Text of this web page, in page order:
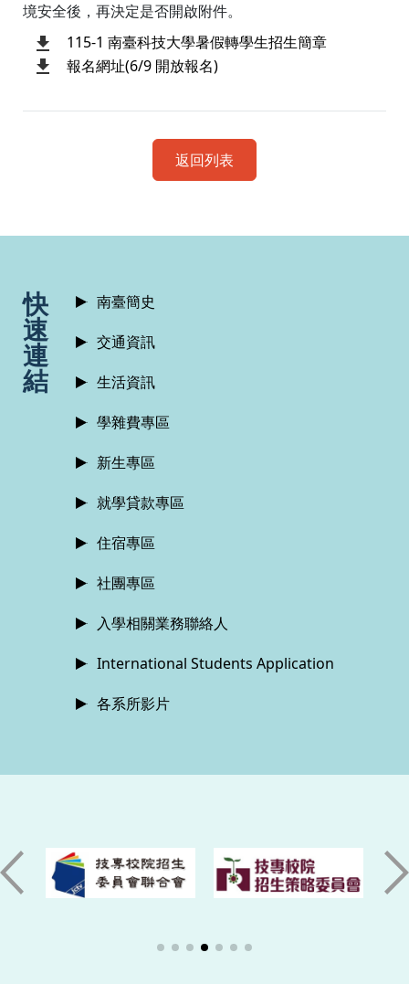
境安全後，再決定是否開啟附件。
115-1 南臺科技大學暑假轉學生招生簡章
報名網址(6/9 開放報名)
返回列表
:::
快
速
連
結
南臺簡史
交通資訊
生活資訊
學雜費專區
新生專區
就學貸款專區
住宿專區
社團專區
入學相關業務聯絡人
International Students Application
各系所影片